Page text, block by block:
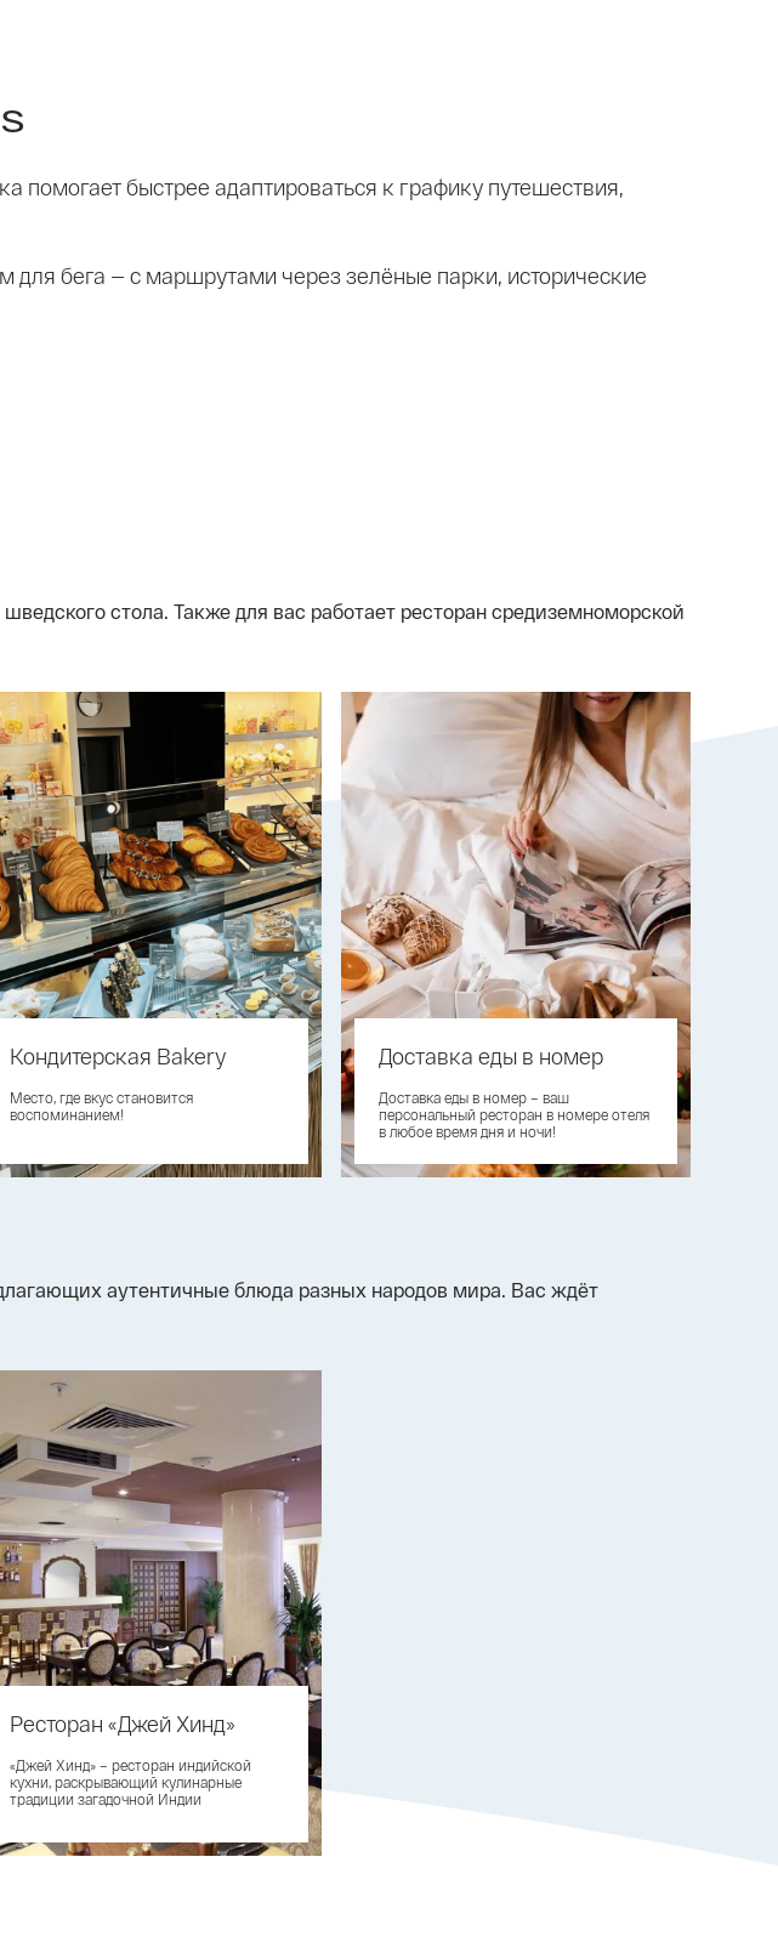
быстрее адаптироваться к графику путешествия,
для бега — с маршрутами через зелёные парки, исторические
стола. Также для вас работает ресторан средиземноморской
Кондитерская Bakery
Место, где вкус становится
воспоминанием!
Доставка еды в номер
Доставка еды в номер – ваш
персональный ресторан в номере отеля
в любое время дня и ночи!
аутентичные блюда разных народов мира. Вас ждёт
Ресторан «Джей Хинд»
«Джей Хинд» – ресторан индийской
кухни, раскрывающий кулинарные
традиции загадочной Индии